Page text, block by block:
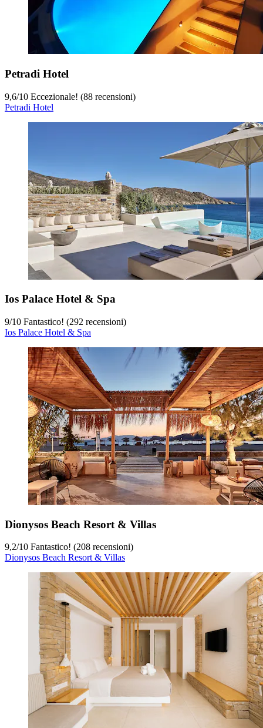
Petradi Hotel
9,6/10 Eccezionale! (88 recensioni)
Petradi Hotel
Ios Palace Hotel & Spa
9/10 Fantastico! (292 recensioni)
Ios Palace Hotel & Spa
Dionysos Beach Resort & Villas
9,2/10 Fantastico! (208 recensioni)
Dionysos Beach Resort & Villas